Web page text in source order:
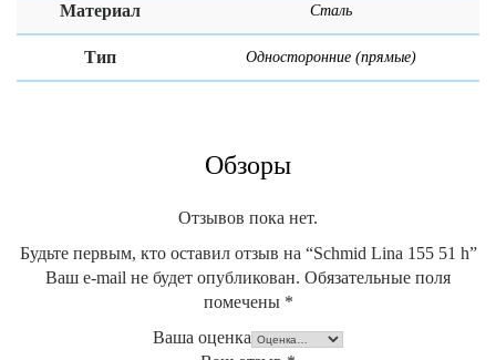
Материал Сталь
Тип Односторонние (прямые)
Обзоры
Отзывов пока нет.
Будьте первым, кто оставил отзыв на “Schmid Lina 155 51 h”
Ваш e-mail не будет опубликован. Обязательные поля
помечены *
Ваша оценка